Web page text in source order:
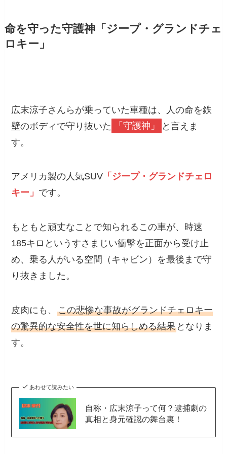
命を守った守護神「ジープ・グランドチェ
ロキー」
広末涼子さんらが乗っていた車種は、人の命を鉄
壁のボディで守り抜いた
「守護神」
と言えま
す。
アメリカ製の人気SUV 「ジープ・グランドチェロ
キー」 です。
もともと頑丈なことで知られるこの車が、時速
185キロというすさまじい衝撃を正面から受け止
め、乗る人がいる空間（キャビン）を最後まで守
り抜きました。
皮肉にも、この悲惨な事故がグランドチェロキー
の驚異的な安全性を世に知らしめる結果 となりま
す。
あわせて読みたい
自称・広末涼子って何？逮捕劇の
真相と身元確認の舞台裏！